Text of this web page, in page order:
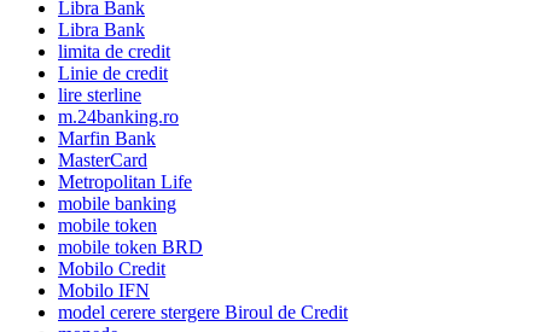
Libra Bank
Libra Bank
limita de credit
Linie de credit
lire sterline
m.24banking.ro
Marfin Bank
MasterCard
Metropolitan Life
mobile banking
mobile token
mobile token BRD
Mobilo Credit
Mobilo IFN
model cerere stergere Biroul de Credit